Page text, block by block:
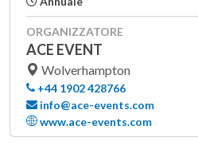
ORGANIZZATORE
ACE EVENT
Wolverhampton
+44 1902 428766
info@ace-events.com
www.ace-events.com